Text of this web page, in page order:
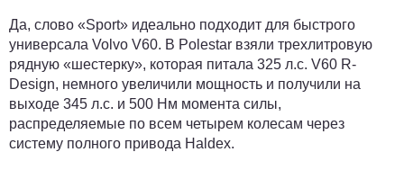
Да, слово «Sport» идеально подходит для быстрого
универсала Volvo V60. В Polestar взяли трехлитровую
рядную «шестерку», которая питала 325 л.с. V60 R-
Design, немного увеличили мощность и получили на
выходе 345 л.с. и 500 Нм момента силы,
распределяемые по всем четырем колесам через
систему полного привода Haldex.